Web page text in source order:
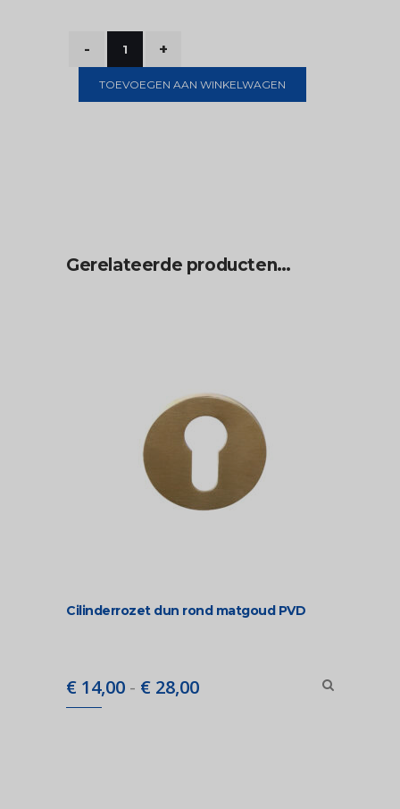
TOEVOEGEN AAN WINKELWAGEN
Gerelateerde producten…
Cilinderrozet dun rond matgoud PVD
€ 14,00 - € 28,00Prijsklasse: